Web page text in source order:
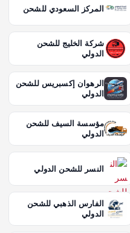
المركز السعودي للشحن
شركة الخليج للشحن
الدولي
الرهوان إكسبريس للشحن
الدولي
مؤسسة السيف للشحن
الدولي
النسر للشحن الدولي
الفارس الذهبي للشحن
الدولي